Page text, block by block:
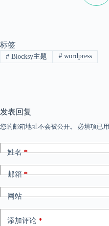
标签
#Blocksy主题 #wordpress
发表回复
您的邮箱地址不会被公开。 必填项已用
姓名*
邮箱*
网站
添加评论 *